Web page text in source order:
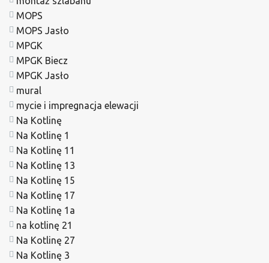
MOPS
MOPS Jasło
MPGK
MPGK Biecz
MPGK Jasło
mural
mycie i impregnacja elewacji
Na Kotlinę
Na Kotlinę 1
Na Kotlinę 11
Na Kotlinę 13
Na Kotlinę 15
Na Kotlinę 17
Na Kotlinę 1a
na kotlinę 21
Na Kotlinę 27
Na Kotlinę 3